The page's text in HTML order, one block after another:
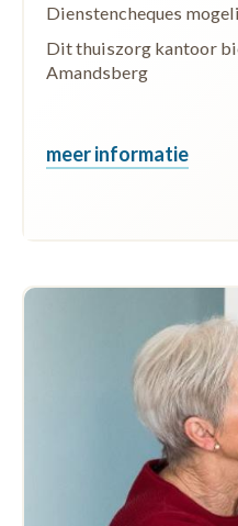
Dienstencheques
Dit thuiszorg kantoor
Amandsberg
meer informatie